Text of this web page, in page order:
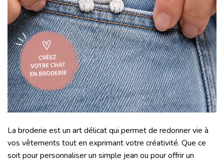
La broderie est un art délicat qui permet de redonner vie à
vos vêtements tout en exprimant votre créativité. Que ce
soit pour personnaliser un simple jean ou pour offrir un